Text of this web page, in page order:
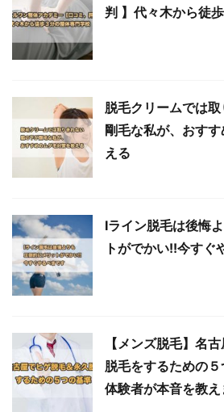
判 】代々木から徒
脱毛クリームでは
剛毛な私が、おす
える
Iライン脱毛は後悔
トがでかい!!今すぐ
【メンズ脱毛】名
脱毛をするための
体験者が本音を教